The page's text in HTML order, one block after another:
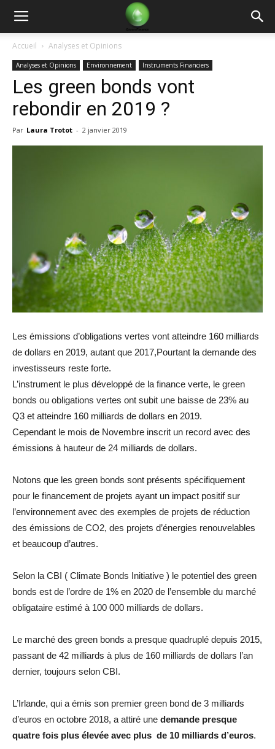
Green
Finance
Accueil Analyses et Opinions
Analyses et Opinions Environnement Instruments Financiers
Les green bonds vont
rebondir en 2019 ?
Par Laura Trotot - 2 janvier 2019
Les émissions d’obligations vertes vont atteindre 160 milliards
de dollars en 2019, autant que 2017,Pourtant la demande des
investisseurs reste forte.
L’instrument le plus développé de la finance verte, le green
bonds ou obligations vertes ont subit une baisse de 23% au
Q3 et atteindre 160 milliards de dollars en 2019.
Cependant le mois de Novembre inscrit un record avec des
émissions à hauteur de 24 milliards de dollars.
Notons que les green bonds sont présents spécifiquement
pour le financement de projets ayant un impact positif sur
l’environnement avec des exemples de projets de réduction
des émissions de CO2, des projets d’énergies renouvelables
et beaucoup d’autres.
Selon la CBI ( Climate Bonds Initiative ) le potentiel des green
bonds est de l’ordre de 1% en 2020 de l’ensemble du marché
obligataire estimé à 100 000 milliards de dollars.
Le marché des green bonds a presque quadruplé depuis 2015,
passant de 42 milliards à plus de 160 milliards de dollars l’an
dernier, toujours selon CBI.
L’Irlande, qui a émis son premier green bond de 3 milliards
d’euros en octobre 2018, a attiré une demande presque
quatre fois plus élevée avec plus de 10 milliards d’euros.